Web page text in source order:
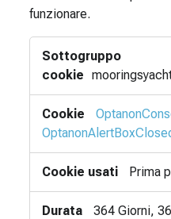
funzionare.
Cookie
strettamente
necessari
Prima
364 Giorni,